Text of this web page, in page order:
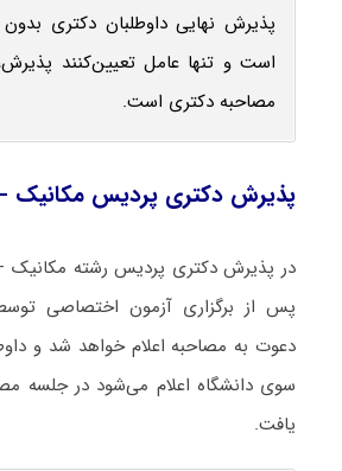
است و تنها عامل تعیین‌کنند
مصاحبه دکتری است.
پذیرش دکتری پردیس مکانیک
در پذیرش دکتری پردیس رشته مکانیک
پس از برگزاری آزمون اختصاصی توسط
دعوت به مصاحبه اعلام خواهد شد و
سوی دانشگاه اعلام می‌شود در جلسه
یافت.